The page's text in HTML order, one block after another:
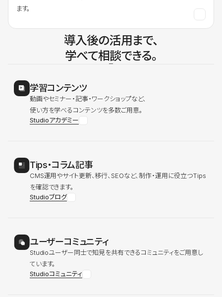
ます。
導入後の活用まで、
学べて相談できる。
学習コンテンツ
動画やセミナー・記事・ワークショップなど、
使い方を学べるコンテンツを多数ご用意。
Studioアカデミー
Tips・コラム記事
CMS運用やサイト更新、移行、SEOなど、制作・運用に役立つTips
を確認できます。
Studioブログ
ユーザーコミュニティ
Studioユーザー同士で知見を共有できるコミュニティをご用意し
ています。
Studioコミュニティ